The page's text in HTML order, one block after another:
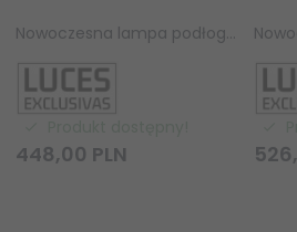
Nowoczesna lampa podłogowa stojąca pleciona z ratanu podłużna czarna rystykalna boho industrialna designerska ALDENZO LE45388 Luces Exclusivas
448,00 PLN 526,